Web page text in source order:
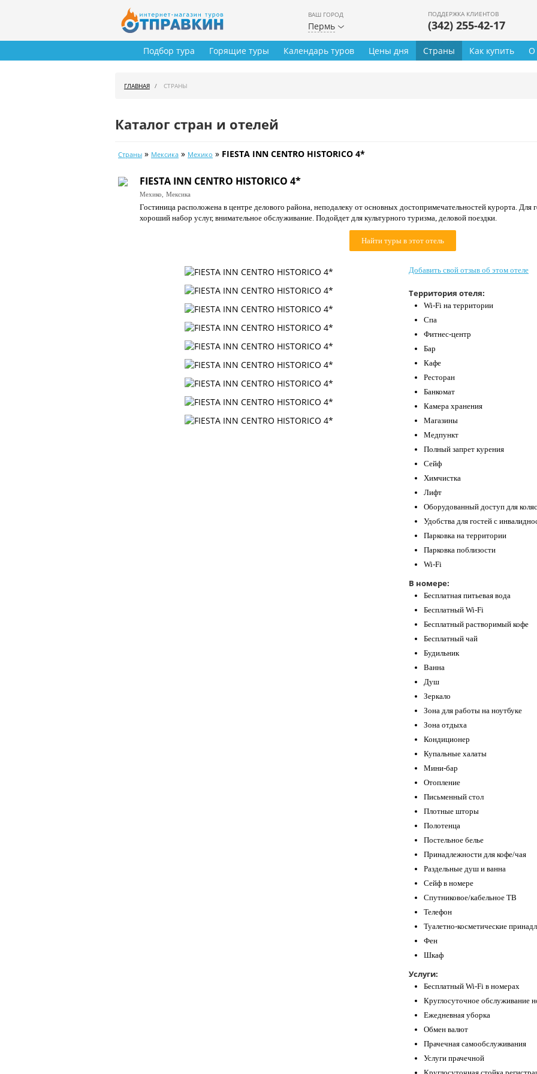
ВАШ ГОРОД
Пермь
ПОДДЕРЖКА КЛИЕНТОВ
(342) 255-42-17
Подбор тура Горящие туры Календарь туров Цены дня Страны Как купить О
ГЛАВНАЯ СТРАНЫ
Каталог стран и отелей
Страны » Мексика » Мехико » FIESTA INN CENTRO HISTORICO 4*
FIESTA INN CENTRO HISTORICO 4*
Мехико, Мексика
Гостиница расположена в центре делового района, неподалеку от основных достопримечательностей курорта. Для
хороший набор услуг, внимательное обслуживание. Подойдет для культурного туризма, деловой поездки.
Найти туры в этот отель
Добавить свой отзыв об этом отеле
Территория отеля:
Wi-Fi на территории
Спа
Фитнес-центр
Бар
Кафе
Ресторан
Банкомат
Камера хранения
Магазины
Медпункт
Полный запрет курения
Сейф
Химчистка
Лифт
Оборудованный доступ для
Удобства для гостей с
Парковка на территории
Парковка поблизости
Wi-Fi
В номере:
Бесплатная питьевая вода
Бесплатный Wi-Fi
Бесплатный растворимый кофе
Бесплатный чай
Будильник
Ванна
Душ
Зеркало
Зона для работы на ноутбуке
Зона отдыха
Кондиционер
Купальные халаты
Мини-бар
Отопление
Письменный стол
Плотные шторы
Полотенца
Постельное белье
Принадлежности для кофе/чая
Раздельные душ и ванна
Сейф в номере
Спутниковое/кабельное ТВ
Телефон
Туалетно-косметические
Фен
Шкаф
Услуги:
Бесплатный Wi-Fi в номерах
Круглосуточное обслуживание
Ежедневная уборка
Обмен валют
Прачечная самообслуживания
Услуги прачечной